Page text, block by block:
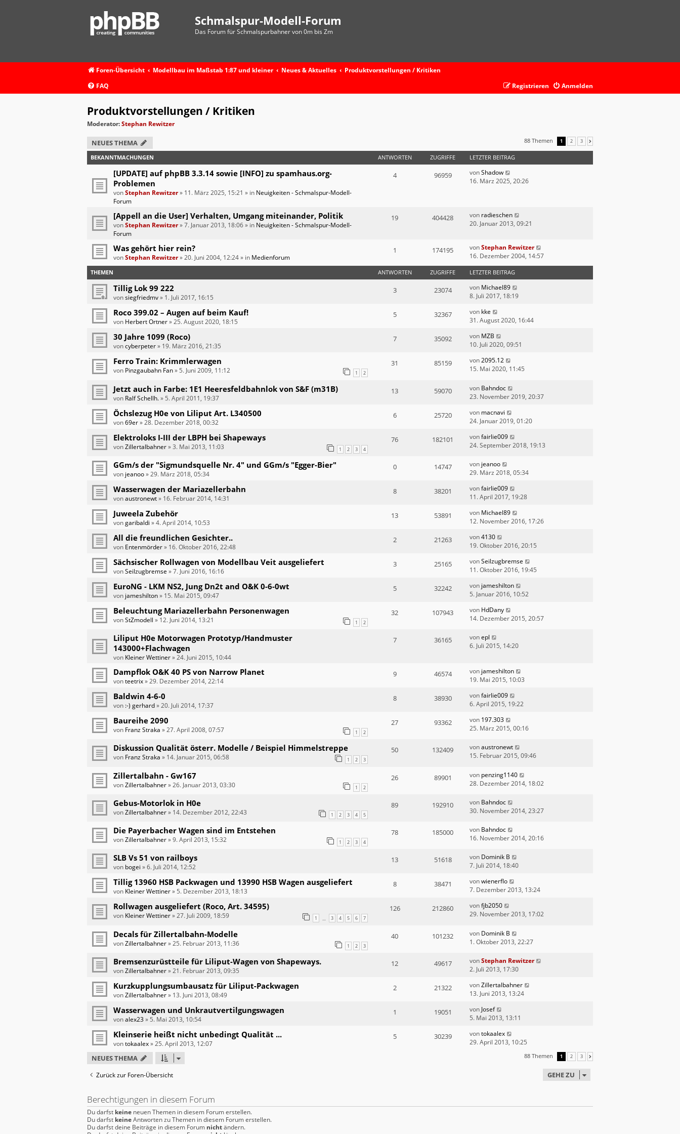
Schmalspur-Modell-Forum
Das Forum für Schmalspurbahner von 0m bis Zm
Foren-Übersicht Modellbau im Maßstab 1:87 und kleiner Neues & Aktuelles
Produktvorstellungen / Kritiken
FAQ
Anmelden
Registrieren
Produktvorstellungen / Kritiken
Moderator:Stephan Rewitzer
NEUES THEMA 88 Themen 1 2 3
BEKANNTMACHUNGEN ANTWORTEN ZUGRIFFE LETZTER BEITRAG
[UPDATE] auf phpBB 3.3.14 sowie [INFO] zu spamhaus.org-
Problemen
vonStephan Rewitzer» 11. März 2025, 15:21 » in Neuigkeiten - Schmalspur-Modell-
Forum
4 96959 vonShadow
16. März 2025, 20:26
[Appell an die User] Verhalten, Umgang miteinander, Politik
vonStephan Rewitzer»7. Januar 2013, 18:06» in Neuigkeiten - Schmalspur-Modell-
Forum
19 404428 von radieschen
20. Januar 2013, 09:21
Was gehört hier rein?
vonStephan Rewitzer»20. Juni 2004, 12:24» in Medienforum
1 174195 vonStephan Rewitzer
16. Dezember 2004, 14:57
THEMEN ANTWORTEN ZUGRIFFE LETZTER BEITRAG
Tillig Lok 99 222
vonsiegfriedmv» 1. Juli 2017, 16:15
3 23074 von Michael89
8. Juli 2017, 18:19
Roco 399.02 – Augen auf beim Kauf!
von Herbert Ortner»25. August 2020, 18:15
5 32367 von kke
31. August 2020, 16:44
30 Jahre 1099 (Roco)
voncyberpeter» 19. März 2016, 21:35
7 35092 von MZB
10. Juli 2020, 09:51
Ferro Train: Krimmlerwagen
von Pinzgaubahn Fan» 5. Juni 2009, 11:12 1 2
31 85159 von2095.12
15. Mai 2020, 11:45
Jetzt auch in Farbe: 1E1 Heeresfeldbahnlok von S&F (m31B)
von Ralf Schellh.» 5. April 2011, 19:37
13 59070 von Bahndoc
23. November 2019, 20:37
Öchslezug H0e von Liliput Art. L340500
von69er»28. Dezember 2018, 00:32
6 25720 von macnavi
24. Januar 2019, 01:20
Elektroloks I-III der LBPH bei Shapeways
vonZillertalbahner»3. Mai 2013, 11:03 1 2 3 4
76 182101 vonfairlie009
24. September 2018, 19:13
GGm/s der "Sigmundsquelle Nr. 4" und GGm/s "Egger-Bier"
von jeanoo»29. März 2018, 05:34
0 14747 von jeanoo
29. März 2018, 05:34
Wasserwagen der Mariazellerbahn
vonaustronewt» 16. Februar 2014, 14:31
8 38201 vonfairlie009
11. April 2017, 19:28
Juweela Zubehör
vongaribaldi »4. April 2014, 10:53
13 53891 von Michael89
12. November 2016, 17:26
All die freundlichen Gesichter..
von Entenmörder» 16. Oktober 2016, 22:48
2 21263 von4130
19. Oktober 2016, 20:15
Sächsischer Rollwagen von Modellbau Veit ausgeliefert
vonSeilzugbremse »7. Juni 2016, 16:16
3 25165 vonSeilzugbremse
11. Oktober 2016, 19:45
EuroNG - LKM NS2, Jung Dn2t and O&K 0-6-0wt
von jameshilton» 15. Mai 2015, 09:47
5 32242 von jameshilton
5. Januar 2016, 10:52
Beleuchtung Mariazellerbahn Personenwagen
vonStZmodell » 12. Juni 2014, 13:21 1 2
32 107943 von HdDany
14. Dezember 2015, 20:57
Liliput H0e Motorwagen Prototyp/Handmuster
143000+Flachwagen
von Kleiner Wettiner»24. Juni 2015, 10:44
7 36165 vonepl
6. Juli 2015, 14:20
Dampflok O&K 40 PS von Narrow Planet
vonteetrix»29. Dezember 2014, 22:14
9 46574 von jameshilton
19. Mai 2015, 10:03
Baldwin 4-6-0
von :-) gerhard»20. Juli 2014, 17:37
8 38930 vonfairlie009
6. April 2015, 19:22
Baureihe 2090
von Franz Straka »27. April 2008, 07:57 1 2
27 93362 von 197.303
25. März 2015, 00:16
Diskussion Qualität österr. Modelle / Beispiel Himmelstreppe
von Franz Straka » 14. Januar 2015, 06:58 1 2 3
50 132409 vonaustronewt
15. Februar 2015, 09:46
Zillertalbahn - Gw167
vonZillertalbahner»26. Januar 2013, 03:30 1 2
26 89901 von penzing1140
28. Dezember 2014, 18:02
Gebus-Motorlok in H0e
vonZillertalbahner» 14. Dezember 2012, 22:43 1 2 3 4 5
89 192910 von Bahndoc
30. November 2014, 23:27
Die Payerbacher Wagen sind im Entstehen
vonZillertalbahner»9. April 2013, 15:32 1 2 3 4
78 185000 von Bahndoc
16. November 2014, 20:16
SLB Vs 51 von railboys
von bogei »6. Juli 2014, 12:52
13 51618 von Dominik B
7. Juli 2014, 18:40
Tillig 13960 HSB Packwagen und 13990 HSB Wagen ausgeliefert
von Kleiner Wettiner» 5. Dezember 2013, 18:13
8 38471 vonwienerflo
7. Dezember 2013, 13:24
Rollwagen ausgeliefert (Roco, Art. 34595)
von Kleiner Wettiner»27. Juli 2009, 18:59 1 … 3 4 5 6 7
126 212860 vonfjb2050
29. November 2013, 17:02
Decals für Zillertalbahn-Modelle
vonZillertalbahner»25. Februar 2013, 11:36 1 2 3
40 101232 von Dominik B
1. Oktober 2013, 22:27
Bremsenzurüstteile für Liliput-Wagen von Shapeways.
vonZillertalbahner»21. Februar 2013, 09:35
12 49617 vonStephan Rewitzer
2. Juli 2013, 17:30
Kurzkupplungsumbausatz für Liliput-Packwagen
vonZillertalbahner» 13. Juni 2013, 08:49
2 21322 vonZillertalbahner
13. Juni 2013, 13:24
Wasserwagen und Unkrautvertilgungswagen
vonalex23» 5. Mai 2013, 10:54
1 19051 von Josef
5. Mai 2013, 13:11
Kleinserie heißt nicht unbedingt Qualität ...
vontokaalex»25. April 2013, 12:07
5 30239 vontokaalex
29. April 2013, 10:25
NEUES THEMA 88 Themen 1 2 3
Zurück zur Foren-Übersicht GEHE ZU
Berechtigungen in diesem Forum
Du darfst keine neuen Themen in diesem Forum erstellen.
Du darfst keineAntworten zu Themen in diesem Forum erstellen.
Du darfst deine Beiträge in diesem Forum nichtändern.